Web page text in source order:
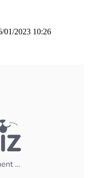
01/2023 10:26